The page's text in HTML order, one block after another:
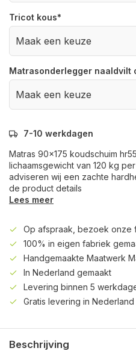
Tricot kous*
Matrasonderlegger naaldvilt
7-10 werkdagen
Matras 90x175 koudschuim
lichaamsgewicht van 120 kg
adviseren wij een zachte
de product details
Lees meer
Op afspraak, bezoek onze
100% in eigen fabriek
Handgemaakte Maatwerk
In Nederland gemaakt
Levering binnen 5
Gratis levering in
Beschrijving